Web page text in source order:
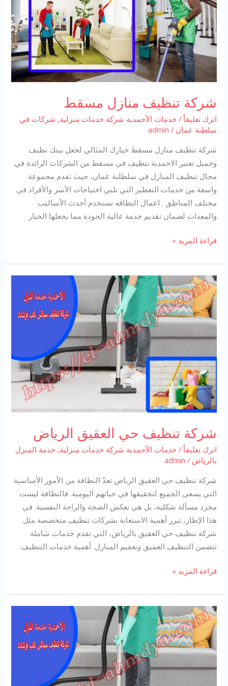
شركة تنظيف منازل مسقط
اترك تعليقاً / خدمات الأحمدية شركة خدمات منزلية, شركات في
سلطنة عمان /
admin
شركة تنظيف منازل مسقط خيارك المثالي لجعل بيتك نظيف
وجميل تعتبر الاحمدية تنظيف في مسقط من الشركات الرائدة في
مجال تنظيف المنازل في سلطلنة عمان، حيث تقدم مجموعة
واسعة من خدمات التعطير التي تلبي احتياجات الأسر والأفراد في
مختلف المناطق . اعمال النظافه تستخدم أحدث الأساليب
والمعدات لضمان تقديم خدمة عالية الجودة مما يجعلها الخيار
شركة
منازل
مسقط
قراءة المزيد »
شركة تنظيف حي العقيق الرياض
اترك تعليقاً / خدمات الأحمدية شركة خدمات منزلية, خدمة المنزل
بالرياض /
admin
شركة تنظيف حي العقيق الرياض تعدّ النظافة من الأمور الأساسية
التي يسعى الجميع لتحقيقها في حياتهم اليومية. فالنظافة ليست
مجرد مسألة شكلية، بل هي تعكس الصحة والراحة النفسية. في
هذا الإطار، تبرز أهمية الاستعانة بشركات تنظيف متخصصة مثل
شركة تنظيف حي العقيق بالرياض، التي تقدم خدمات شاملة
تتضمن التنظيف العميق وتعقيم المنازل. أهمية خدمات التنظيف
شركة
حي
العقيق
الرياض
قراءة المزيد »